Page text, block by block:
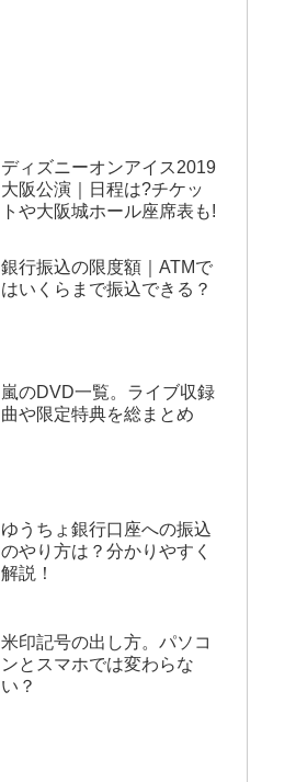
ディズニーオンアイス2019
大阪公演｜日程は?チケッ
トや大阪城ホール座席表も!
銀行振込の限度額｜ATMで
はいくらまで振込できる？
嵐のDVD一覧。ライブ収録
曲や限定特典を総まとめ
ゆうちょ銀行口座への振込
のやり方は？分かりやすく
解説！
米印記号の出し方。パソコ
ンとスマホでは変わらな
い？